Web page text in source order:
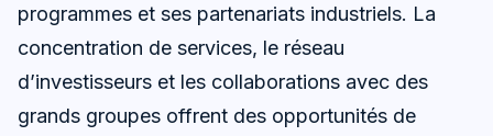
programmes et ses partenariats industriels. La
concentration de services, le réseau
d’investisseurs et les collaborations avec des
grands groupes offrent des opportunités de